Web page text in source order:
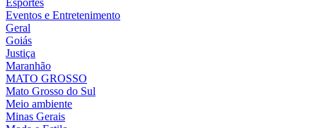
Esportes
Eventos e Entretenimento
Geral
Goiás
Justiça
Maranhão
MATO GROSSO
Mato Grosso do Sul
Meio ambiente
Minas Gerais